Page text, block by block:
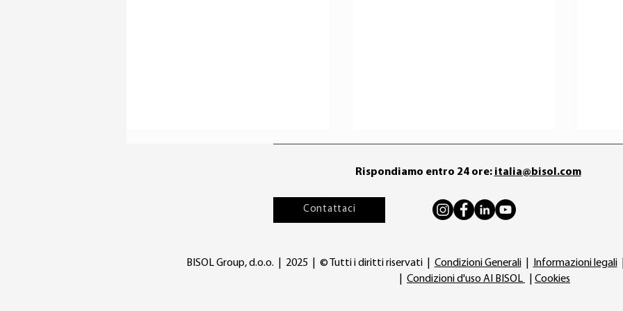
Rischieresti un investimento
Come i distributori di
successo sfuggono alla
Rispondiamo entro 24 ore: italia@bisol.com
Contattaci
BISOL Group, d.o.o. | 2025 | © Tutti i diritti riservati | Condizioni Generali| Informazioni legali|
Condizioni d'uso AI BISOL Cookies